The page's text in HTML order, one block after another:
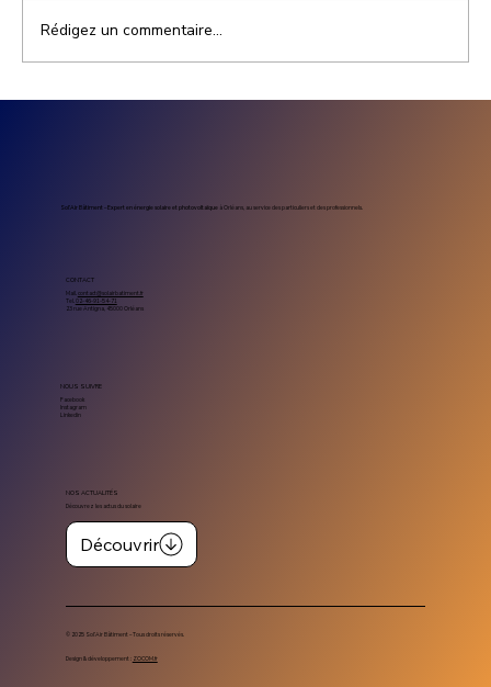
Rédigez un commentaire...
Sol’Air Bâtiment – Expert en énergie solaire et photovoltaïqueà Orléans, au service des particuliers et des professionnels.
CONTACT
Mail.contact@solairbatiment.fr
Tel.02-46-91-54-71
23 rue Antigna, 45000 Orléans
NOUS SUIVRE
Facebook
Instagram
Linkedin
NOS ACTUALITÉS
Découvrez les actus du solaire
Découvrir
© 2025 Sol’Air Bâtiment – Tous droits réservés.
Design & développement : ZOCOM.fr